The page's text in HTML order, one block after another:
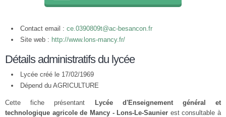
Contact email : ce.0390809t@ac-besancon.fr
Site web : http://www.lons-mancy.fr/
Détails administratifs du lycée
Lycée créé le 17/02/1969
Dépend du AGRICULTURE
Cette fiche présentant
Lycée d'Enseignement général et
technologique agricole de Mancy - Lons-Le-Saunier est consultable à